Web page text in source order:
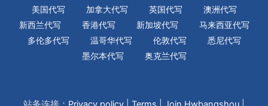
美国代写
加拿大代写 英国代写
澳洲代写
新西兰代写
香港代写 新加坡代写
马来西亚代写
多伦多代写
温哥华代写 伦敦代写
悉尼代写
墨尔本代写
奥克兰代写